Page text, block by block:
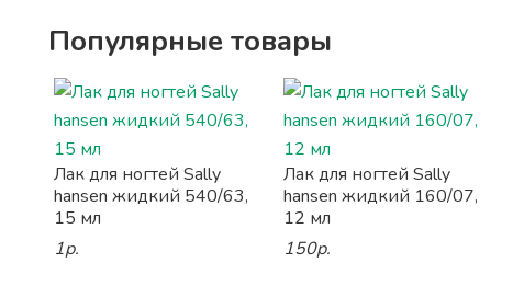
Популярные товары
Лак для ногтей Sally
hansen жидкий 540/63,
15 мл
1р.
Лак для ногтей Sally
hansen жидкий 160/07,
12 мл
150р.